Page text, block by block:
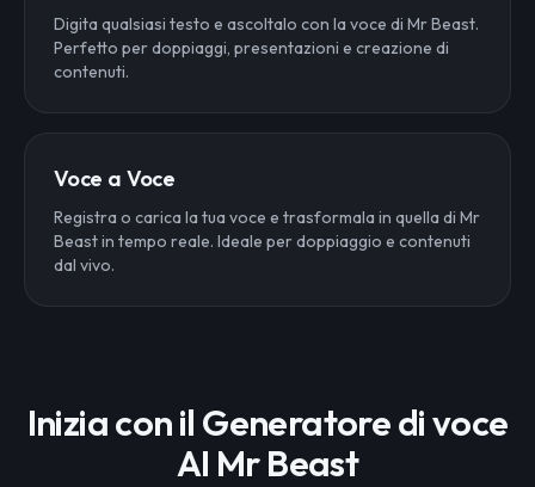
Digita qualsiasi testo e ascoltalo con la voce di Mr Beast.
Perfetto per doppiaggi, presentazioni e creazione di
contenuti.
Voce a Voce
Registra o carica la tua voce e trasformala in quella di Mr
Beast in tempo reale. Ideale per doppiaggio e contenuti
dal vivo.
Inizia con il Generatore di voce
AI Mr Beast